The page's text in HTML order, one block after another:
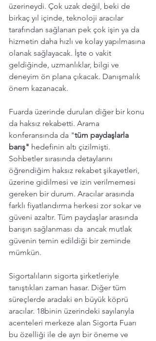
üzerineydi. Çok uzak değil, beki de
birkaç yıl içinde, teknoloji aracılar
tarafından sağlanan pek çok işin ya da
hizmetin daha hızlı ve kolay yapılmasına
olanak sağlayacak. İşte o vakit
geldiğinde, uzmanlıklar, bilgi ve
deneyim ön plana çıkacak. Danışmalık
önem kazanacak.
Fuarda üzerinde durulan diğer bir konu
da haksız rekabetti. Arama
konferansında da "tüm paydaşlarla
barış" hedefinin altı çizilmişti.
Sohbetler sırasında detaylarını
öğrendiğim haksız rekabet şikayetleri,
üzerine gidilmesi ve izin verilmemesi
gereken bir durum. Aracılar arasında
farklı fiyatlandırma herkesi zor sokar ve
güveni azaltır. Tüm paydaşlar arasında
barışın sağlanması da  ancak mutlak
güvenin temin edildiği bir zeminde
mümkün.
Sigortalıların sigorta şirketleriyle
tanıştıkları zaman hasar. Diğer tüm
süreçlerde aradaki en büyük köprü
aracılar. 18binin üzerindeki sayılarıyla
acenteleri merkeze alan Sigorta Fuarı
bu özelliği ile de ayrı bir öneme ve